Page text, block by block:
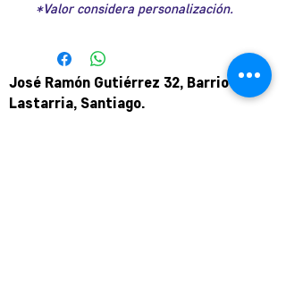
*Valor considera personalización.
José Ramón Gutiérrez 32, Barrio
Lastarria, Santiago.